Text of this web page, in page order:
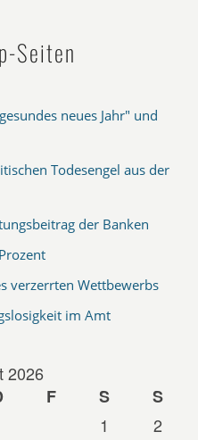
Seiten
neues Jahr" und
Todesengel aus der
der Banken
verzerrten Wettbewerbs
im Amt
2026
F S
S
1
2